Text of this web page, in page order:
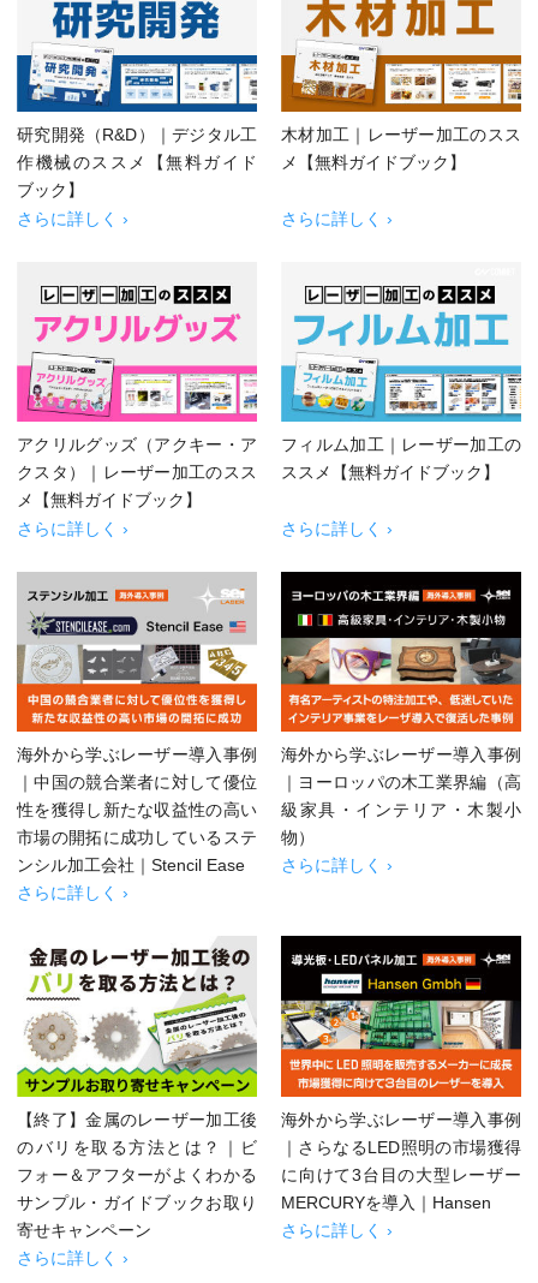
研究開発（R&D）｜デジタル工
作機械のススメ【無料ガイド
ブック】
さらに詳しく ›
木材加工｜レーザー加工のスス
メ【無料ガイドブック】
さらに詳しく ›
アクリルグッズ（アクキー・ア
クスタ）｜レーザー加工のスス
メ【無料ガイドブック】
さらに詳しく ›
フィルム加工｜レーザー加工の
ススメ【無料ガイドブック】
さらに詳しく ›
海外から学ぶレーザー導入事例
｜中国の競合業者に対して優位
性を獲得し新たな収益性の高い
市場の開拓に成功しているステ
ンシル加工会社｜Stencil Ease
さらに詳しく ›
海外から学ぶレーザー導入事例
｜ヨーロッパの木工業界編（高
級家具・インテリア・木製小
物）
さらに詳しく ›
【終了】金属のレーザー加工後
のバリを取る方法とは？｜ビ
フォー＆アフターがよくわかる
サンプル・ガイドブックお取り
寄せキャンペーン
さらに詳しく ›
海外から学ぶレーザー導入事例
｜さらなるLED照明の市場獲得
に向けて3台目の大型レーザー
MERCURYを導入｜Hansen
さらに詳しく ›